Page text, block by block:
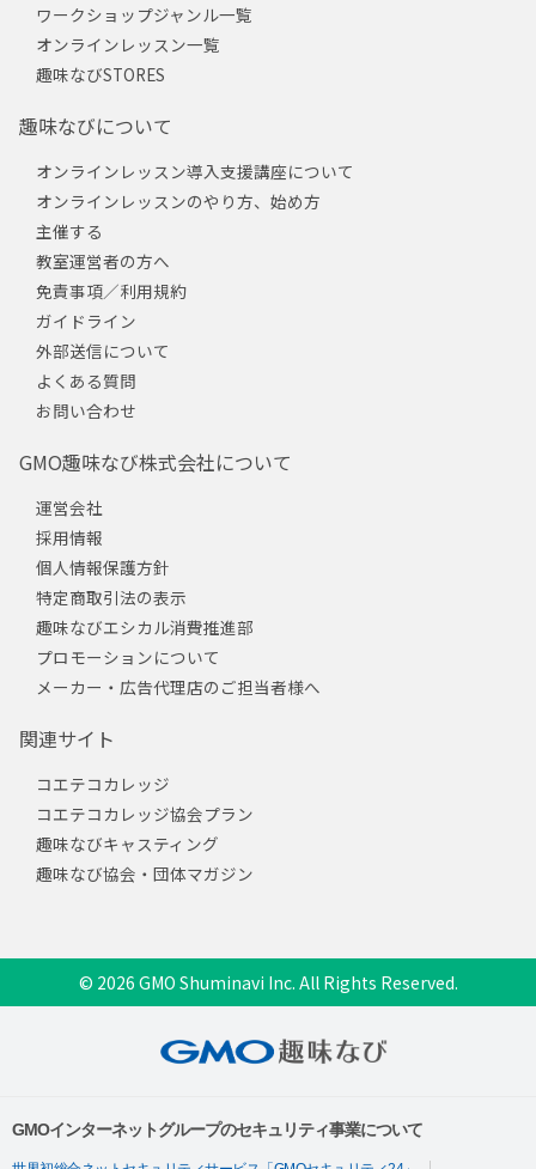
ワークショップジャンル一覧
オンラインレッスン一覧
趣味なびSTORES
趣味なびについて
オンラインレッスン導入支援講座について
オンラインレッスンのやり方、始め方
主催する
教室運営者の方へ
免責事項／利用規約
ガイドライン
外部送信について
よくある質問
お問い合わせ
GMO趣味なび株式会社について
運営会社
採用情報
個人情報保護方針
特定商取引法の表示
趣味なびエシカル消費推進部
プロモーションについて
メーカー・広告代理店のご担当者様へ
関連サイト
コエテコカレッジ
コエテコカレッジ協会プラン
趣味なびキャスティング
趣味なび協会・団体マガジン
© 2026 GMO Shuminavi Inc. All Rights Reserved.